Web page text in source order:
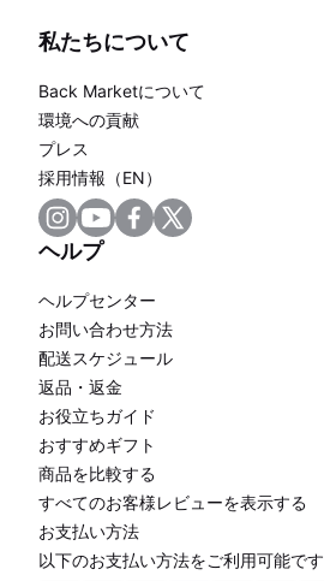
私たちについて
Back Marketについて
環境への貢献
プレス
採用情報（EN）
ヘルプ
ヘルプセンター
お問い合わせ方法
配送スケジュール
返品・返金
お役立ちガイド
おすすめギフト
商品を比較する
すべてのお客様レビューを表示する
お支払い方法
以下のお支払い方法をご利用可能です